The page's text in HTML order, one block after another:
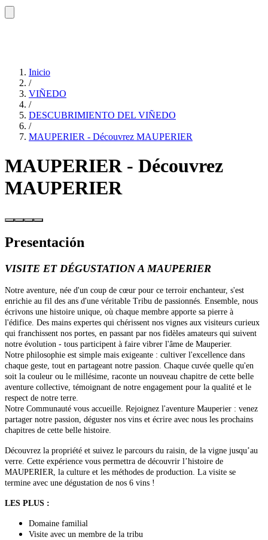
Inicio
/
VIÑEDO
/
DESCUBRIMIENTO DEL VIÑEDO
/
MAUPERIER - Découvrez MAUPERIER
MAUPERIER - Découvrez
MAUPERIER
Presentación
VISITE ET DÉGUSTATION A MAUPERIER
Notre aventure, née d'un coup de cœur pour ce terroir enchanteur, s'est
enrichie au fil des ans d'une véritable Tribu de passionnés. Ensemble, nous
écrivons une histoire unique, où chaque membre apporte sa pierre à
l'édifice. Des mains expertes qui chérissent nos vignes aux visiteurs curieux
qui franchissent nos portes, en passant par nos fidèles amateurs qui suivent
notre évolution - tous participent à faire vibrer l'âme de Mauperier.
Notre philosophie est simple mais exigeante : cultiver l'excellence dans
chaque geste, tout en partageant notre passion. Chaque cuvée quelle qu'en
soit la couleur ou le millésime, raconte un nouveau chapitre de cette belle
aventure collective, témoignant de notre engagement pour la qualité et le
respect de notre terre.
Notre Communauté vous accueille. Rejoignez l'aventure Mauperier : venez
partager notre passion, déguster nos vins et écrire avec nous les prochains
chapitres de cette belle histoire.
Découvrez la propriété et suivez le parcours du raisin, de la vigne jusqu’au
verre. Cette expérience vous permettra de découvrir l’histoire de
MAUPERIER, la culture et les méthodes de production. La visite se
termine avec une dégustation de nos 6 vins !
LES PLUS :
Domaine familial
Visite avec un membre de la tribu